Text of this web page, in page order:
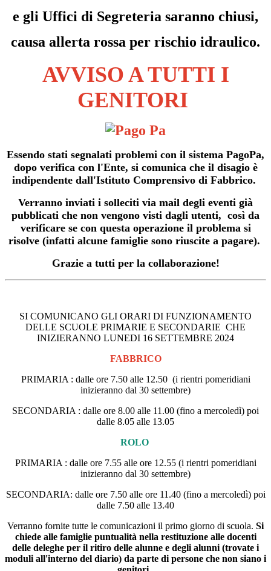
e gli Uffici di Segreteria saranno chiusi,
causa allerta rossa per rischio idraulico.
AVVISO A TUTTI I
GENITORI
Essendo stati segnalati problemi con il sistema PagoPa,
dopo verifica con l'Ente, si comunica che il disagio è
indipendente dall'Istituto Comprensivo di Fabbrico.
Verranno inviati i solleciti via mail degli eventi già
pubblicati che non vengono visti dagli utenti, così da
verificare se con questa operazione il problema si
risolve (infatti alcune famiglie sono riuscite a pagare).
Grazie a tutti per la collaborazione!
SI COMUNICANO GLI ORARI DI FUNZIONAMENTO
DELLE SCUOLE PRIMARIE E SECONDARIE CHE
INIZIERANNO LUNEDI 16 SETTEMBRE 2024
FABBRICO
PRIMARIA : dalle ore 7.50 alle 12.50 (i rientri pomeridiani
inizieranno dal 30 settembre)
SECONDARIA : dalle ore 8.00 alle 11.00 (fino a mercoledì) poi
dalle 8.05 alle 13.05
ROLO
PRIMARIA : dalle ore 7.55 alle ore 12.55 (i rientri pomeridiani
inizieranno dal 30 settembre)
SECONDARIA: dalle ore 7.50 alle ore 11.40 (fino a mercoledì) poi
dalle 7.50 alle 13.40
Verranno fornite tutte le comunicazioni il primo giorno di scuola. Si
chiede alle famiglie puntualità nella restituzione alle docenti
delle deleghe per il ritiro delle alunne e degli alunni (trovate i
moduli all'interno del diario) da parte di persone che non siano i